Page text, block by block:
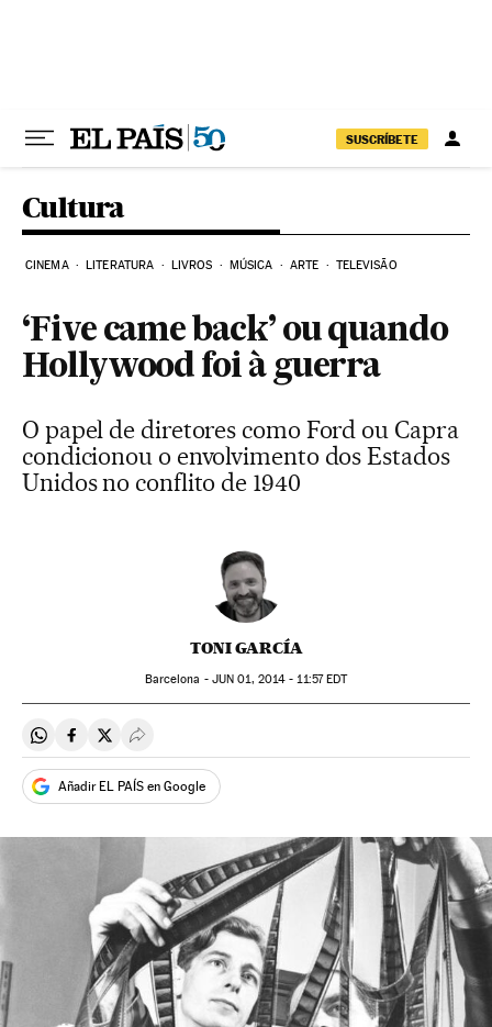
SUSCRÍBETE
Cultura
CINEMA LITERATURA LIVROS MÚSICA ARTE TELEVISÃO
‘Five came back’ ou quando
Hollywood foi à guerra
O papel de diretores como Ford ou Capra
condicionou o envolvimento dos Estados
Unidos no conflito de 1940
TONI GARCÍA
Barcelona - JUN 01, 2014 - 11:57EDT
Compartir en Whatsapp
Compartir en Facebook
Compartir en Twitter
Desplegar Redes Sociales
Añadir EL PAÍS en Google